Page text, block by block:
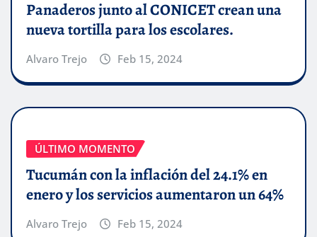
Panaderos junto al CONICET crean una
nueva tortilla para los escolares.
Alvaro Trejo Feb 15, 2024
ÚLTIMO MOMENTO
Tucumán con la inflación del 24.1% en
enero y los servicios aumentaron un 64%
Alvaro Trejo Feb 15, 2024